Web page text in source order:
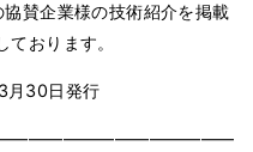
賛企業様の技術紹介を掲載
おります。
月30⽇発⾏